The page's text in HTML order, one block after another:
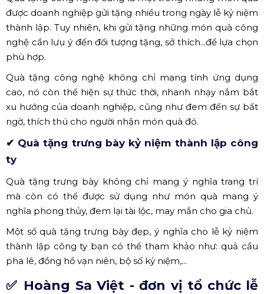
được doanh nghiệp gửi tặng nhiều trong ngày lễ kỷ niệm
thành lập. Tuy nhiên, khi gửi tặng những món quà công
nghệ cần lưu ý đến đối tượng tặng, sở thích...để lựa chọn
phù hợp.
Quà tặng công nghệ không chỉ mang tính ứng dụng
cao, nó còn thể hiện sự thức thời, nhanh nhạy nắm bắt
xu hướng của doanh nghiệp, cũng như đem đến sự bất
ngờ, thích thú cho người nhận món quà đó.
✔ Quà tặng trưng bày kỷ niệm thành lập công
ty
Quà tặng trưng bày không chỉ mang ý nghĩa trang trí
mà còn có thể được sử dụng như món quà mang ý
nghĩa phong thủy, đem lại tài lộc, may mắn cho gia chủ.
Một số quà tặng trưng bày đẹp, ý nghĩa cho lễ kỷ niệm
thành lập công ty bạn có thể tham khảo như: quả cầu
pha lê, đồng hồ vạn niên, bộ số kỷ niệm,...
✅ Hoàng Sa Việt - đơn vị tổ chức lễ